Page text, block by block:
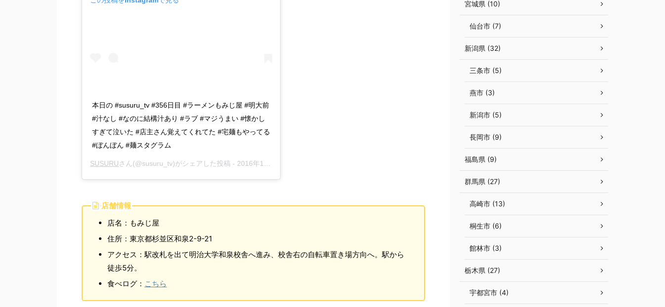
本日の #susuru_tv #356日目 #ラーメンもみじ屋 #明大前
#汁なし #なのに結構汁あり #ラブ #マジうまい #懐かし
すぎて泣いた #店主さん覚えてくれてた #宅麺もやってる
#ぼんぼん #麺スタグラム
SUSURUさん(@susuru_tv)がシェアした投稿 - 2016年10月月26日午前3時00分PDT
店舗情報
店名：もみじ屋
住所：東京都杉並区和泉2-9-21
アクセス：駅改札を出て明治大学和泉校舎へ進み、校舎右の自転車置き場方向へ。駅から
徒歩5分。
食べログ： こちら
宮城県 (10)
仙台市 (7)
新潟県 (32)
三条市 (5)
燕市 (3)
新潟市 (5)
長岡市 (9)
福島県 (9)
群馬県 (27)
高崎市 (13)
桐生市 (6)
館林市 (3)
栃木県 (27)
宇都宮市 (4)